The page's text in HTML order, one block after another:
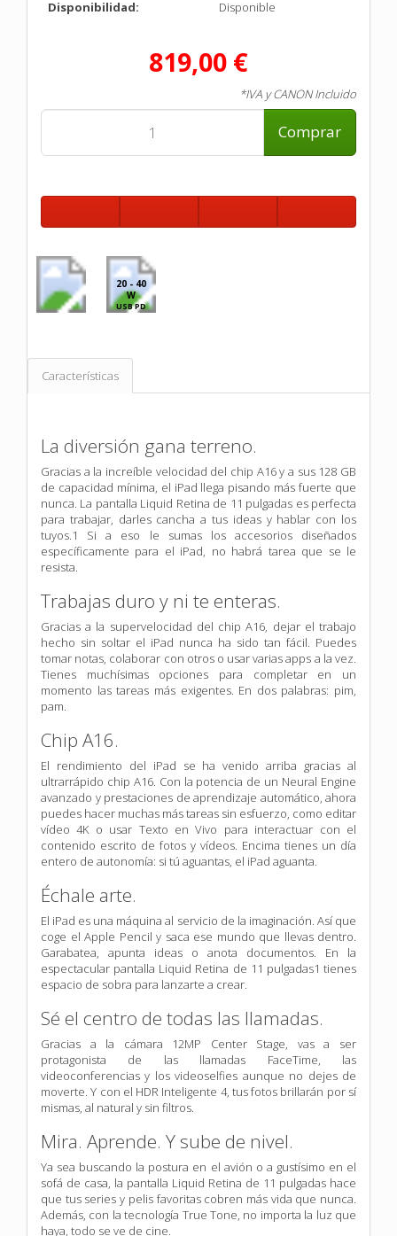
Disponibilidad:
Disponible
819,00 €
*IVA y CANON Incluido
Comprar
20 - 40
W
USB PD
Características
La diversión gana terreno.
Gracias a la increíble velocidad del chip A16 y a sus 128 GB
de capacidad mínima, el iPad llega pisando más fuerte que
nunca. La pantalla Liquid Retina de 11 pulgadas es perfecta
para trabajar, darles cancha a tus ideas y hablar con los
tuyos.1 Si a eso le sumas los accesorios diseñados
específicamente para el iPad, no habrá tarea que se le
resista.
Trabajas duro y ni te enteras.
Gracias a la supervelocidad del chip A16, dejar el trabajo
hecho sin soltar el iPad nunca ha sido tan fácil. Puedes
tomar notas, colaborar con otros o usar varias apps a la vez.
Tienes muchísimas opciones para completar en un
momento las tareas más exigentes. En dos palabras: pim,
pam.
Chip A16.
El rendi­miento del iPad se ha venido arriba gracias al
ultrarrápido chip A16. Con la potencia de un Neural Engine
avanzado y prestaciones de aprendizaje automático, ahora
puedes hacer muchas más tareas sin esfuerzo, como editar
vídeo 4K o usar Texto en Vivo para interactuar con el
contenido escrito de fotos y vídeos. Encima tienes un día
entero de autonomía: si tú aguantas, el iPad aguanta.
Échale arte.
El iPad es una máquina al servicio de la imaginación. Así que
coge el Apple Pencil y saca ese mundo que llevas dentro.
Garabatea, apunta ideas o anota documentos. En la
espectacular pantalla Liquid Retina de 11 pulgadas1 tienes
espacio de sobra para lanzarte a crear.
Sé el centro de todas las llamadas.
Gracias a la cámara 12MP Center Stage, vas a ser
protagonista de las llamadas FaceTime, las
videoconferencias y los videoselfies aunque no dejes de
moverte. Y con el HDR Inteligente 4, tus fotos brillarán por sí
mismas, al natural y sin filtros.
Mira. Aprende. Y sube de nivel.
Ya sea buscando la postura en el avión o a gustísimo en el
sofá de casa, la pantalla Liquid Retina de 11 pulgadas hace
que tus series y pelis favoritas cobren más vida que nunca.
Además, con la tecnología True Tone, no importa la luz que
haya, todo se ve de cine.